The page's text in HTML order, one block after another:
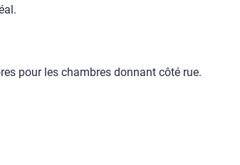
pour les chambres donnant côté rue.